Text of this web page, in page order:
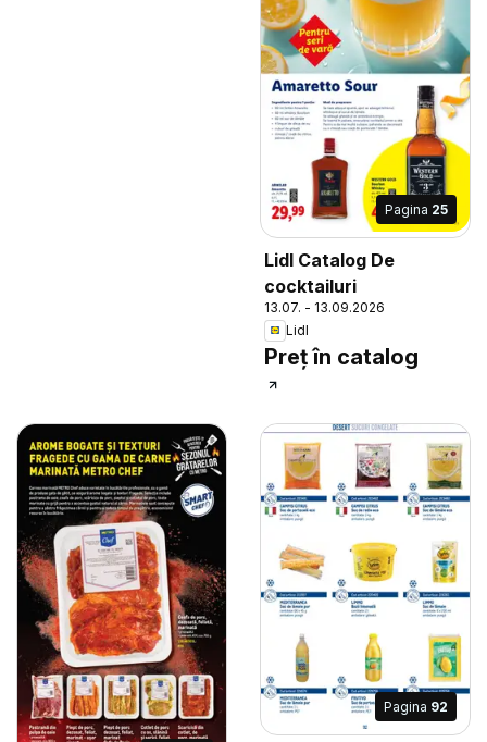
Pagina 25
Lidl Catalog De
cocktailuri
13.07. - 13.09.2026
Lidl
Preț în catalog
Pagina 92